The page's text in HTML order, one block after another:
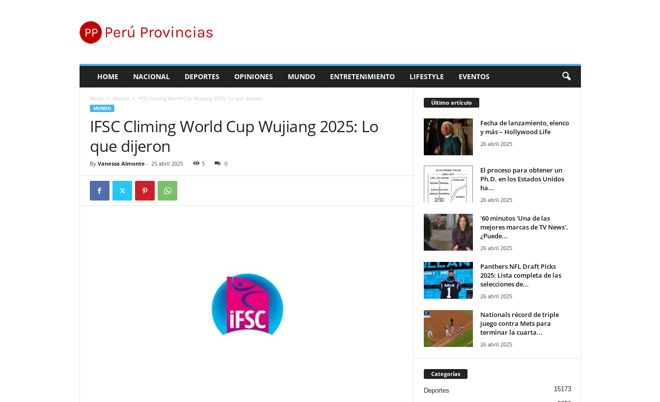
r
ú
HOME NACIONAL DEPORTES OPINIONES MUNDO ENTRETENIMIENTO LIFESTYLE EVENTOS
Home Mundo IFSC Climing World Cup Wujiang 2025: Lo que dijeron
MUNDO
IFSC Climing World Cup Wujiang 2025: Lo
que dijeron
By Vanessa Almonte - 25 abril 2025 5 0
Último artículo
Fecha de lanzamiento, elenco
y más – Hollywood Life
26 abril 2025
El proceso para obtener un
Ph.D. en los Estados Unidos
ha...
26 abril 2025
'60 minutos 'Una de las
mejores marcas de TV News'.
¿Puede...
26 abril 2025
Panthers NFL Draft Picks
2025: Lista completa de las
selecciones de...
26 abril 2025
Nationals récord de triple
juego contra Mets para
terminar la cuarta...
26 abril 2025
Categorías
Deportes 15173